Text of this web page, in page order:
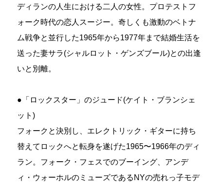
ディランの人生における二人の女性。プロテストフ
ォーク時代の恋人スージー。奇しくも激動のベトナ
ム戦争と並行した1965年から1977年まで結婚生活を
送った妻サラ(シャルロット・ゲンズブール)との出逢
いと別離。
●「ロックスター」のジュード(ケイト・ブランシェ
ット)
フォークと決別し、エレクトリック・ギターに持ち
替えてロックへと転身を遂げた1965〜1966年のディ
ラン。フォーク・フェスでのブーイング、アンデ
ィ・ウォーホルのミューズであるNYの売れっ子モデ